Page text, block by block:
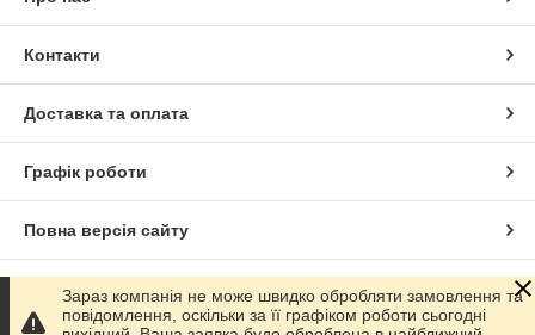
Контакти
Доставка та оплата
Графік роботи
Повна версія сайту
Сайт створено на маркетплейсі Prom.ua
Зараз компанія не може швидко обробляти замовлення та
повідомлення, оскільки за її графіком роботи сьогодні